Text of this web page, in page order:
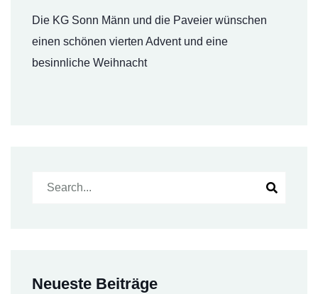
Die KG Sonn Männ und die Paveier wünschen
einen schönen vierten Advent und eine
besinnliche Weihnacht
Neueste Beiträge